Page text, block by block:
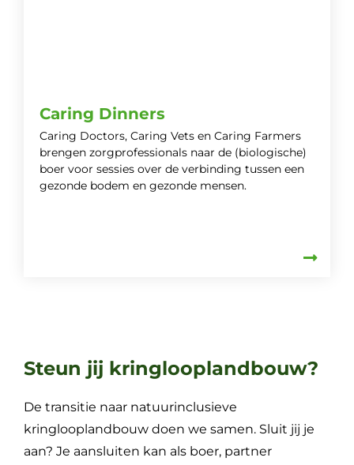
Caring Dinners
Caring Doctors, Caring Vets en Caring Farmers
brengen zorgprofessionals naar de (biologische)
boer voor sessies over de verbinding tussen een
gezonde bodem en gezonde mensen.
Steun jij kringlooplandbouw?
De transitie naar natuurinclusieve
kringlooplandbouw doen we samen. Sluit jij je
aan? Je aansluiten kan als boer, partner